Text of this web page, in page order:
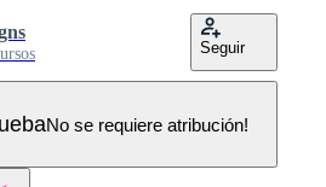
Seguir
No se requiere atribución!